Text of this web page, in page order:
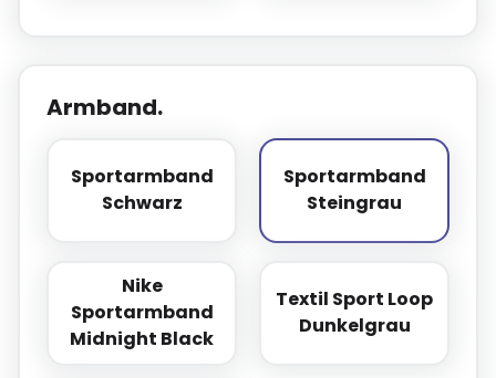
Armband.
Sportarmband
SchwarzSportarmband Schwarz
Sportarmband
SteingrauSportarmband
Nike
Sportarmband
Midnight Black
Nike Sportarmband Midnight Black
Textil Sport Loop
Dunkelgrau
Textil Sport